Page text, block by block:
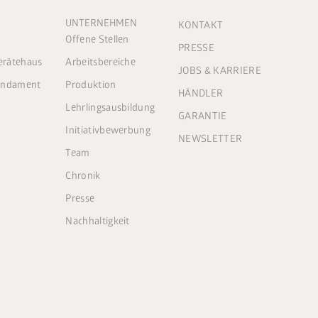
UNTERNEHMEN
Offene Stellen
Arbeitsbereiche
Produktion
Lehrlingsausbildung
Initiativbewerbung
Team
Chronik
Presse
Nachhaltigkeit
KONTAKT
PRESSE
JOBS & KARRIERE
HÄNDLER
GARANTIE
NEWSLETTER